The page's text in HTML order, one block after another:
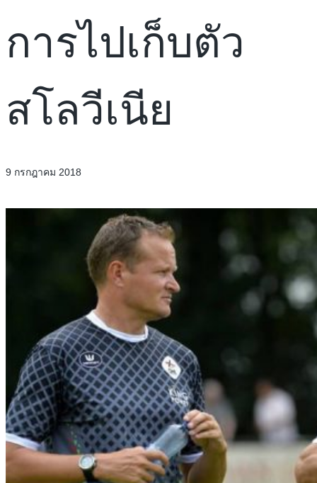
การไปเก็บตัว
สโลวีเนีย
9 กรกฎาคม 2018